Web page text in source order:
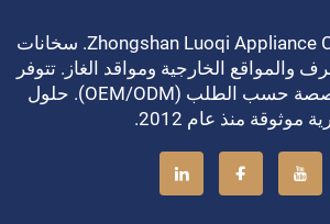
تقدم شركة Zhongshan Luoqi Appliance Co.، Ltd. سخانات
والمواقع الخارجية ومواقد الغاز. تتوفر
خيارات تصنيع مخصصة حسب الطلب (OEM/ODM). حلول
موثوقة منذ عام 2012.